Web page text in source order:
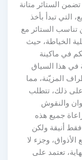
الستائر متانة
تبدأ بأخذ
الستائر مع
الخياطة، حيث
ماكينة
هذا السياق
المزيّنة، مما
ذلك، تتطلب
والنقوش
جميع هذه
أنيقة ولكن
وجزء لا
تعتمد على